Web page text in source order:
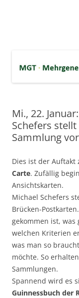
Mi., 22.
Schefers
Sammlung vor
Dies ist der Auftakt
Carte. Zufällig
Ansichtskarten.
Michael Schefers
Brücken-
gekommen ist,
welchen Kriterien
was man so
möchte. So
Sammlungen.
Spannend wird es
Guinnessbuch der